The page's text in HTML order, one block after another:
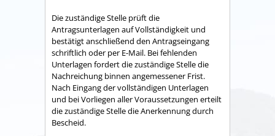
Die zuständige Stelle prüft die
Antragsunterlagen auf Vollständigkeit und
bestätigt anschließend den Antragseingang
schriftlich oder per E-Mail. Bei fehlenden
Unterlagen fordert die zuständige Stelle die
Nachreichung binnen angemessener Frist.
Nach Eingang der vollständigen Unterlagen
und bei Vorliegen aller Voraussetzungen erteilt
die zuständige Stelle die Anerkennung durch
Bescheid.